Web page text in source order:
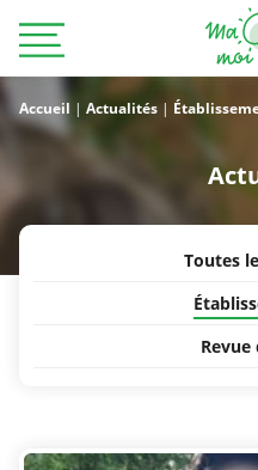
Accueil | Actualités |
Toutes
Revue